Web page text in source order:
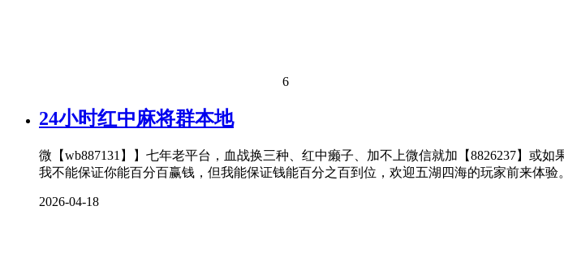
6
24小时红中麻将群本地
微【wb887131】】七年老平台，血战换三种、红中癞子、加不上微信就加【8826237】或
我不能保证你能百分百赢钱，但我能保证钱能百分之百到位，欢迎五湖四海的玩家前来体
2026-04-18